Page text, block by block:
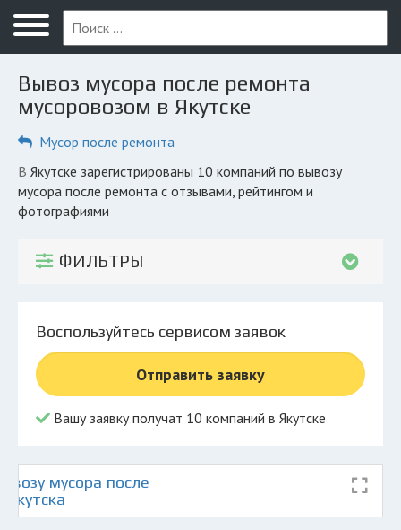
Меню
Главная
Вопрос юристу
Компании
КОМПАНИЯМ
© 2026 Все права защищены
Вывоз мусора после ремонта
мусоровозом в Якутске
Мусор после ремонта
в Якутске зарегистрированы 10 компаний по вывозу
мусора после ремонта с отзывами, рейтингом и
фотографиями
ФИЛЬТРЫ
Воспользуйтесь сервисом заявок
Отправить заявку
Вашу заявку получат 10 компаний в Якутске
мусора после